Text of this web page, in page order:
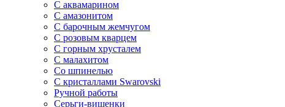
С аквамарином
С амазонитом
С барочным жемчугом
С розовым кварцем
С горным хрусталем
С малахитом
Со шпинелью
С кристаллами Swarovski
Ручной работы
Серьги-вишенки